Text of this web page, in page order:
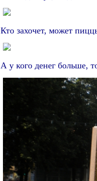
Кто захочет, может
А у кого денег больше,